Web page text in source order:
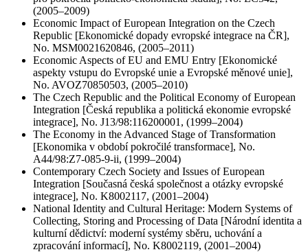
(2005–2009)
Economic Impact of European Integration on the Czech
Republic [Ekonomické dopady evropské integrace na ČR],
No. MSM0021620846, (2005–2011)
Economic Aspects of EU and EMU Entry [Ekonomické
aspekty vstupu do Evropské unie a Evropské měnové unie],
No. AVOZ70850503, (2005–2010)
The Czech Republic and the Political Economy of European
Integration [Česká republika a politická ekonomie evropské
integrace], No. J13/98:116200001, (1999–2004)
The Economy in the Advanced Stage of Transformation
[Ekonomika v období pokročilé transformace], No.
A44/98:Z7-085-9-ii, (1999–2004)
Contemporary Czech Society and Issues of European
Integration [Současná česká společnost a otázky evropské
integrace], No. K8002117, (2001–2004)
National Identity and Cultural Heritage: Modern Systems of
Collecting, Storing and Processing of Data [Národní identita a
kulturní dědictví: moderní systémy sběru, uchování a
zpracování informací], No. K8002119, (2001–2004)